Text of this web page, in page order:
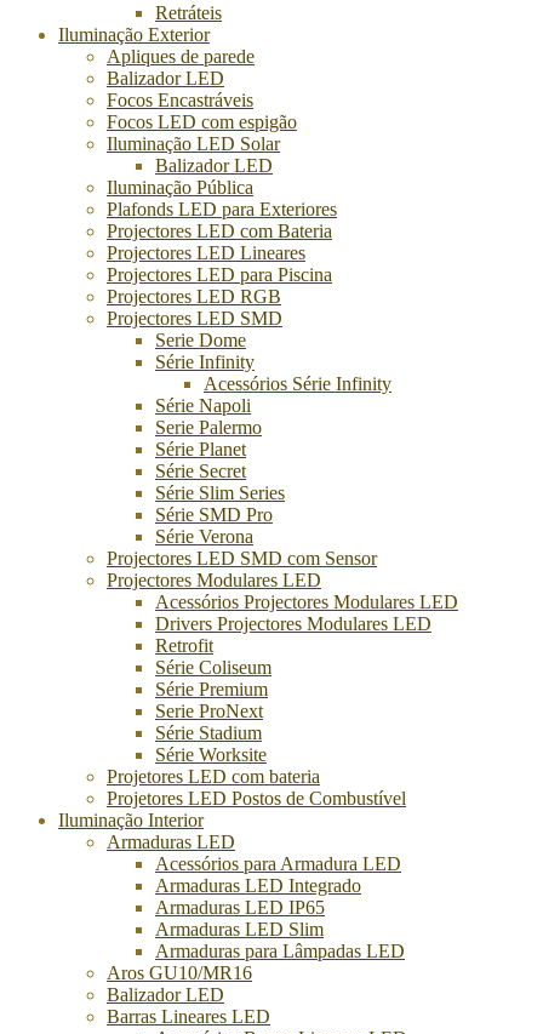
Retráteis
Iluminação Exterior
Apliques de parede
Balizador LED
Focos Encastráveis
Focos LED com espigão
Iluminação LED Solar
Balizador LED
Iluminação Pública
Plafonds LED para Exteriores
Projectores LED com Bateria
Projectores LED Lineares
Projectores LED para Piscina
Projectores LED RGB
Projectores LED SMD
Serie Dome
Série Infinity
Acessórios Série Infinity
Série Napoli
Serie Palermo
Série Planet
Série Secret
Série Slim Series
Série SMD Pro
Série Verona
Projectores LED SMD com Sensor
Projectores Modulares LED
Acessórios Projectores Modulares LED
Drivers Projectores Modulares LED
Retrofit
Série Coliseum
Série Premium
Serie ProNext
Série Stadium
Série Worksite
Projetores LED com bateria
Projetores LED Postos de Combustível
Iluminação Interior
Armaduras LED
Acessórios para Armadura LED
Armaduras LED Integrado
Armaduras LED IP65
Armaduras LED Slim
Armaduras para Lâmpadas LED
Aros GU10/MR16
Balizador LED
Barras Lineares LED